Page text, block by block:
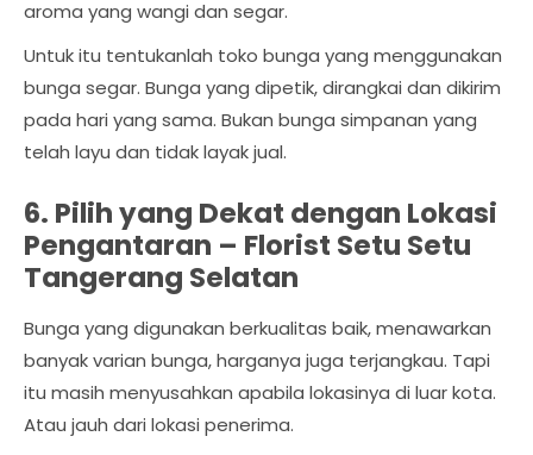
aroma yang wangi dan segar.
Untuk itu tentukanlah toko bunga yang menggunakan
bunga segar. Bunga yang dipetik, dirangkai dan dikirim
pada hari yang sama. Bukan bunga simpanan yang
telah layu dan tidak layak jual.
6. Pilih yang Dekat dengan Lokasi
Pengantaran – Florist Setu Setu
Tangerang Selatan
Bunga yang digunakan berkualitas baik, menawarkan
banyak varian bunga, harganya juga terjangkau. Tapi
itu masih menyusahkan apabila lokasinya di luar kota.
Atau jauh dari lokasi penerima.